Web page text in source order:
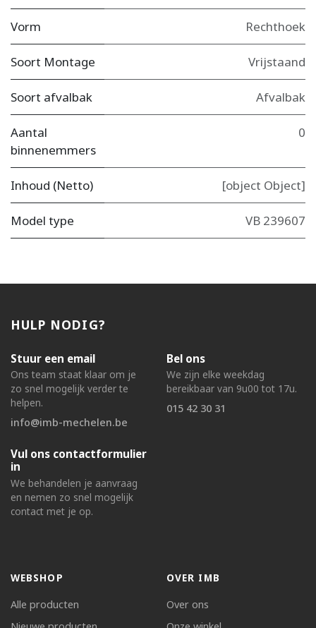
Vorm Rechthoek
Soort Montage Vrijstaand
Soort afvalbak Afvalbak
Aantal
binnenemmers
0
Inhoud (Netto) [object Object]
Model type VB 239607
HULP NODIG?
Stuur een email
Ons team staat klaar om je
zo snel mogelijk verder te
helpen.
info@imb-mechelen.be
Bel ons
We zijn elke weekdag
bereikbaar van 9u00 tot 17u.
015 42 30 31
Vul ons contactformulier
in
We behandelen je aanvraag
en nemen zo snel mogelijk
contact met je op.
WEBSHOP
Alle producten
OVER IMB
Over ons